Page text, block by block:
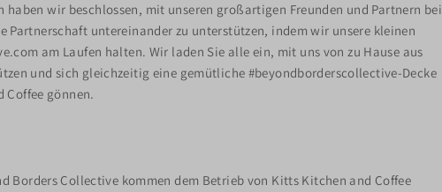
wir beschlossen, mit unseren großartigen Freunden und Partnern bei
Partnerschaft untereinander zu unterstützen, indem wir unsere kleinen
am Laufen halten. Wir laden Sie alle ein, mit uns von zu Hause aus
und sich gleichzeitig eine gemütliche #beyondborderscollective-Decke
gönnen.
Borders Collective kommen dem Betrieb von Kitts Kitchen and Coffee